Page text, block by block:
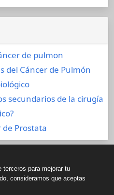
de pulmon
del Cáncer de Pulmón
secundarios de la cirugía
de Prostata
terceros para mejorar tu
consideramos que aceptas